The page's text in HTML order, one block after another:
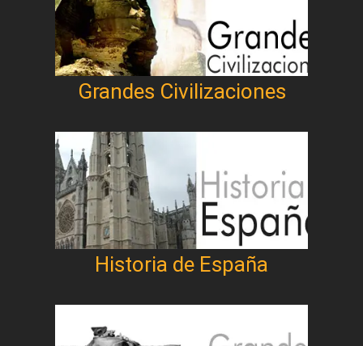
Grandes Civilizaciones
Historia de España